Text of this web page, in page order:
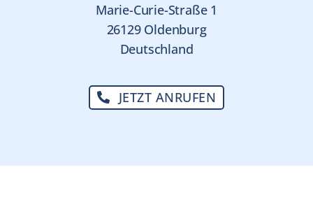
Marie-Curie-Straße 1
26129 Oldenburg
Deutschland
JETZT ANRUFEN